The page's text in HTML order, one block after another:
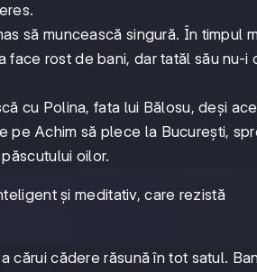
să muncească singură. În timpul
rost de bani, dar tatăl său nu-i
cu Polina, fata lui Bălosu, deși
pe Achim să plece la București,
oilor.
și meditativ, care rezistă
cădere răsună în tot satul.